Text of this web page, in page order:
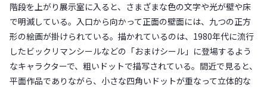
階段を上がり展示室に入ると、さまざまな色の文字や光が壁や床
で明滅している。入口から向かって正面の壁面には、九つの正方
形の絵画が掛けられている。描かれているのは、1980年代に流行
したビックリマンシールなどの「おまけシール」に登場するよう
なキャラクターで、粗いドットで描写されている。間近で見ると、
平面作品でありながら、小さな四角いドットが重なって立体的な